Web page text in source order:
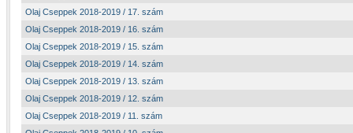
Olaj Cseppek 2018-2019 / 17. szám
Olaj Cseppek 2018-2019 / 16. szám
Olaj Cseppek 2018-2019 / 15. szám
Olaj Cseppek 2018-2019 / 14. szám
Olaj Cseppek 2018-2019 / 13. szám
Olaj Cseppek 2018-2019 / 12. szám
Olaj Cseppek 2018-2019 / 11. szám